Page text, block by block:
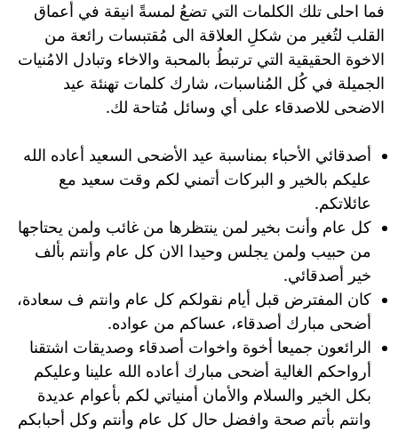
فما احلى تلك الكلمات التي تضعُ لمسةً انيقة في أعماق
القلب لتُغير من شكلِ العلاقة الى مُقتبسات رائعة من
الاخوة الحقيقية التي ترتبطُ بالمحبة والاخاء وتبادل الامُنيات
الجميلة في كُل المُناسبات، شارك كلمات تهنئة عيد
الاضحى للاصدقاء على أي وسائل مُتاحة لك.
أصدقائي الأحباء بمناسبة عيد الأضحى السعيد أعاده الله
عليكم بالخير و البركات أتمني لكم وقت سعيد مع
عائلاتكم.
كل عام وأنت بخير لمن ينتظرها من غائب ولمن يحتاجها
من حبيب ولمن يجلس وحيدا الان كل عام وأنتم بألف
خير أصدقائي.
كان المفترض قبل أيام نقولكم كل عام وانتم ف سعادة،
أضحى مبارك أصدقاء، عساكم من عواده.
الرائعون جميعا أخوة واخوات أصدقاء وصديقات اشتقنا
أرواحكم الغالية أضحى مبارك أعاده الله علينا وعليكم
بكل الخير والسلام والأمان أمنياتي لكم بأعوام عديدة
وانتم بأتم صحة وافضل حال كل عام وأنتم وكل أحبابكم